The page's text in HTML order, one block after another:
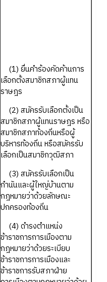
(1) ยื่นคำร้องคัดค้านการ
เลือกตั้งสมาชิกสภาผู้แทน
ราษฎร
(2) สมัครรับเลือกตั้งเป็น
สมาชิกสภาผู้แทนราษฎร หรือ
สมาชิกสภาท้องถิ่นหรือผู้
บริหารท้องถิ่น หรือสมัครรับ
เลือกเป็นสมาชิกวุฒิสภา
(3) สมัครรับเลือกเป็น
กำนันและผู้ใหญ่บ้านตาม
กฎหมายว่าด้วยลักษณะ
ปกครองท้องถิ่น
(4) ดำรงตำแหน่ง
ข้าราชการการเมืองตาม
กฎหมายว่าด้วยระเบียบ
ข้าราชการการเมืองและ
ข้าราชการรับสภาฝ่าย